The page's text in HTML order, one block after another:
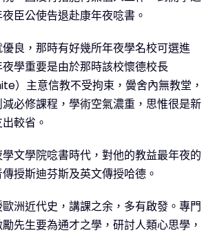
臣公使告退赴康年夜唸書。
良，那時有好幾所年夜學名校可選進
學重要是由於那時該校懷德校長
）主意信教不受拘束，黌舍內無教堂，
必修課程，學術空氣濃重，思惟很是新
較省。
文學院唸書時代，對他的教益最年夜的
授斯迪芬斯及英文傳授哈德。
洲近代史，講課之余，多有啟發。專門
先生要為通才之學，研討人類心思學，